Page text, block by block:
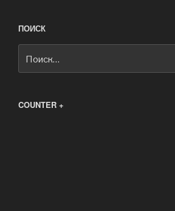
ПОИСК
COUNTER +